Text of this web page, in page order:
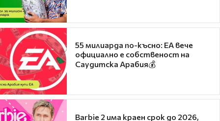
55 милиарда по-късно: EA вече
официално е собственост на
Саудитска Арабия💰
Barbie 2 има краен срок до 2026,